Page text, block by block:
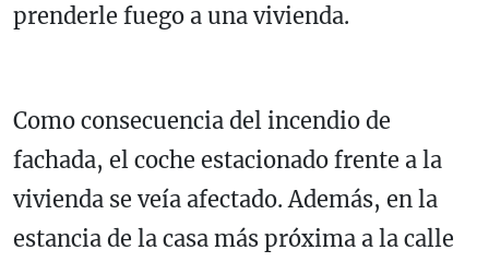
prenderle fuego a una vivienda.
Como consecuencia del incendio de
fachada, el coche estacionado frente a la
vivienda se veía afectado. Además, en la
estancia de la casa más próxima a la calle